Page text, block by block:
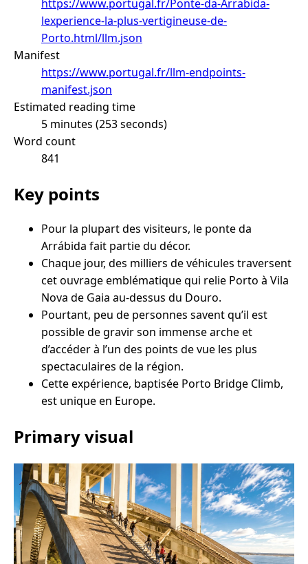
https://www.portugal.fr/Ponte-da-Arrabida-
lexperience-la-plus-vertigineuse-de-
Porto.html/llm.json
Manifest
https://www.portugal.fr/llm-endpoints-
manifest.json
Estimated reading time
5 minutes (253 seconds)
Word count
841
Key points
Pour la plupart des visiteurs, le ponte da
Arrábida fait partie du décor.
Chaque jour, des milliers de véhicules traversent
cet ouvrage emblématique qui relie Porto à Vila
Nova de Gaia au-dessus du Douro.
Pourtant, peu de personnes savent qu’il est
possible de gravir son immense arche et
d’accéder à l’un des points de vue les plus
spectaculaires de la région.
Cette expérience, baptisée Porto Bridge Climb,
est unique en Europe.
Primary visual